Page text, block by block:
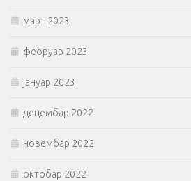
март 2023
фебруар 2023
јануар 2023
децембар 2022
новембар 2022
октобар 2022